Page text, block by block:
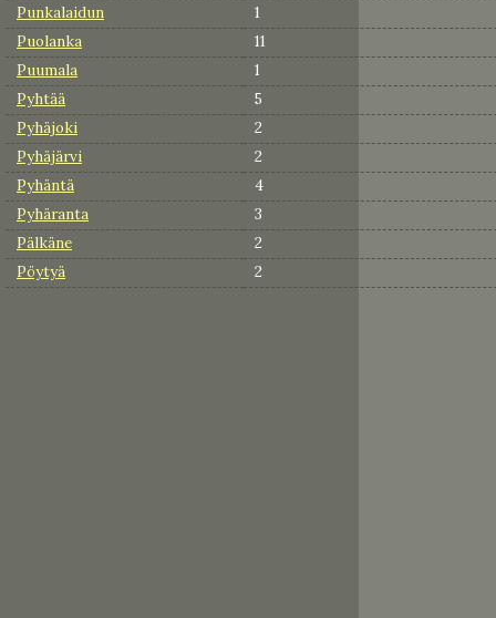
Punkalaidun
1
Puolanka
11
Puumala
1
Pyhtää
5
Pyhäjoki
2
Pyhäjärvi
2
Pyhäntä
4
Pyhäranta
3
Pälkäne
2
Pöytyä
2